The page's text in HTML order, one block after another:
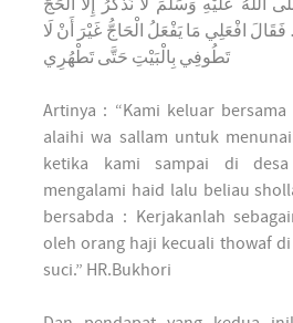
عَلَيْهِ وَسَلَّمَ لَا نَذْكُرُ إِلَّا الْحَجَّ
افْعَلِي مَا يَفْعَلُ الْحَاجُّ غَيْرَ أَنْ لَا
تَطُوفِي بِالْبَيْتِ حَتَّى تَطْهُرِي
Artinya : “Kami keluar
alaihi wa sallam untuk
ketika kami sampai di
mengalami haid lalu beliau
bersabda : Kerjakanlah
oleh orang haji kecuali thowaf di
suci.” HR.Bukhori